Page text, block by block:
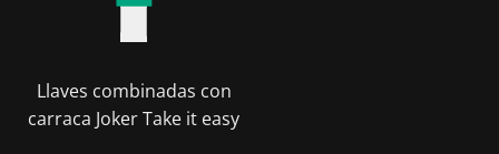
Llaves combinadas con
carraca Joker Take it easy